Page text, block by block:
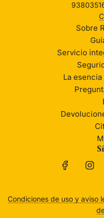
Sobre
Servicio
La
Condiciones de uso y aviso